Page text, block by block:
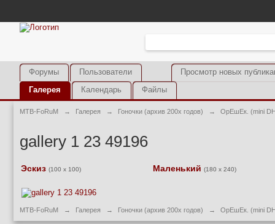
Просмотр новых
Форумы
Пользователи
Галерея
Календарь Файлы
MTB-FoRuM → Галерея → Гоночки (архив 200х годов) → ОрЕшЕк. (mini
gallery 1 23 49196
Эскиз (100 x 100) Маленький (180 x 240)
MTB-FoRuM → Галерея → Гоночки (архив 200х годов) → ОрЕшЕк. (mini